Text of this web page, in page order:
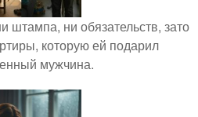
штампа, ни обязательств, зато
которую ей подарил
мужчина.